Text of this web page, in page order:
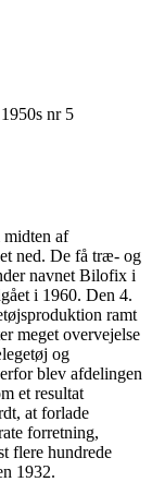
nr 5
midten af
ned. De få træ- og
navnet Bilofix i
i 1960. Den 4.
ramt
meget overvejelse
og
blev afdelingen
et resultat
at forlade
forretning,
flere hundrede
1932.